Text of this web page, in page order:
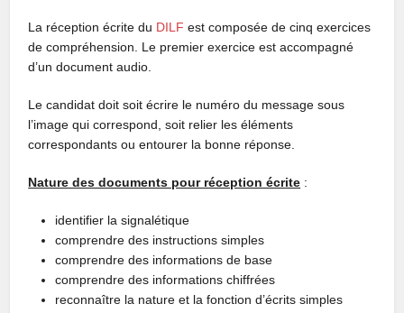
La réception écrite du DILF est composée de cinq exercices
de compréhension. Le premier exercice est accompagné
d’un document audio.
Le candidat doit soit écrire le numéro du message sous
l’image qui correspond, soit relier les éléments
correspondants ou entourer la bonne réponse.
Nature des documents pour réception écrite :
identifier la signalétique
comprendre des instructions simples
comprendre des informations de base
comprendre des informations chiffrées
reconnaître la nature et la fonction d’écrits simples